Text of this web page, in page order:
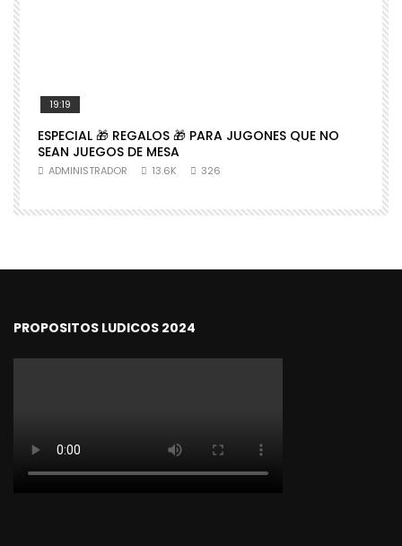
19:19
ESPECIAL 🎁 REGALOS 🎁 PARA JUGONES QUE NO
SEAN JUEGOS DE MESA
ADMINISTRADOR 13.6K 326
PROPOSITOS LUDICOS 2024